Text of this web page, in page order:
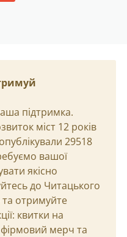
підтримка.
міст 12 років
29518
вашої
якісно
до Читацького
отримуйте
квитки на
фірмовий мерч та